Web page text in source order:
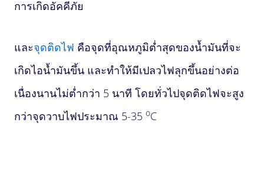
การเกิดอัคคีภัย
และจุดติดไฟ คือจุดที่อุณหภูมิต่ำสุดของน้ำมันที่จะ
เกิดไอน้ำมันขึ้น และทำให้มีเปลวไฟลุกขึ้นอย่างต่อ
เนื่องนานไม่ต่ำกว่า 5 นาที โดยทั่วไปจุดติดไฟจะสูง
กว่าจุดวาบไฟประมาณ 5-35 oC